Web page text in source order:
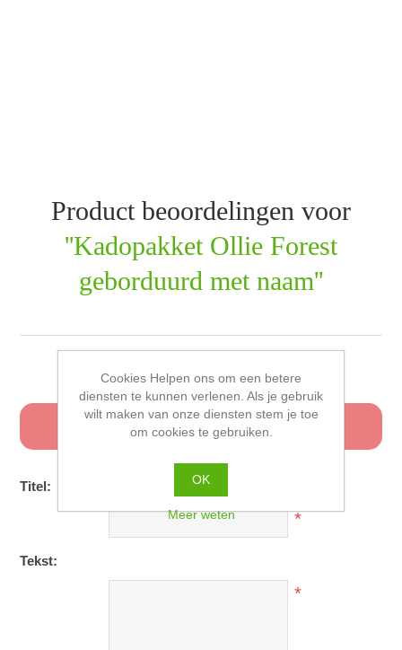
Product beoordelingen voor
Kadopakket Ollie Forest
geborduurd met naam
Schrijf uw eigen beoordeling
Alleen geregistreerde gebruikers kunnen een
beoordeling schrijven
Titel:
*
Tekst:
*
Cookies Helpen ons om een betere
diensten te kunnen verlenen. Als je gebruik
wilt maken van onze diensten stem je toe
om cookies te gebruiken.
OK
Meer weten